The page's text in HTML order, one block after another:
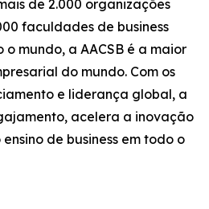
de 2.000 organizações
faculdades de business
mundo, a AACSB é a maior
do mundo. Com os
e liderança global, a
acelera a inovação
de business em todo o